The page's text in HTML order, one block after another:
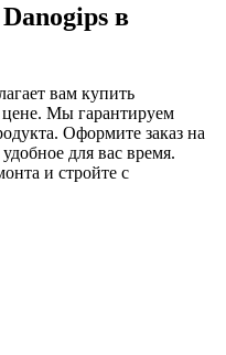
в
вам купить
Мы гарантируем
Оформите заказ на
для вас время.
и стройте с